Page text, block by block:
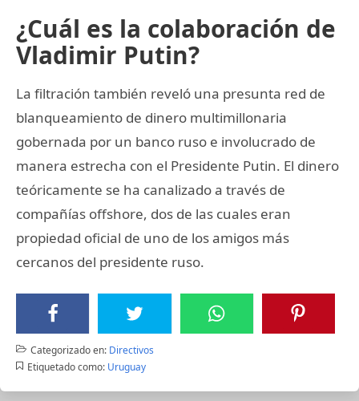
¿Cuál es la colaboración de
Vladimir Putin?
La filtración también reveló una presunta red de
blanqueamiento de dinero multimillonaria
gobernada por un banco ruso e involucrado de
manera estrecha con el Presidente Putin. El dinero
teóricamente se ha canalizado a través de
compañías offshore, dos de las cuales eran
propiedad oficial de uno de los amigos más
cercanos del presidente ruso.
Categorizado en: Directivos
Etiquetado como: Uruguay